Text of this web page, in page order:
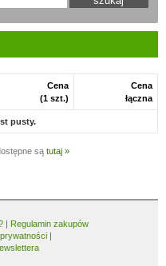
Cena
(1 szt.)
Cena
łączna
pusty.
są tutaj »
| Regulamin zakupów
|